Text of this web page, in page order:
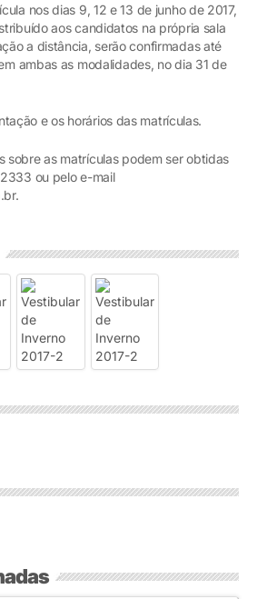
nos dias 9, 12 e 13 de junho de 2017,
aos candidatos na própria sala
a distância, serão confirmadas até
ambas as modalidades, no dia 31 de
e os horários das matrículas.
sobre as matrículas podem ser obtidas
ou pelo e-mail